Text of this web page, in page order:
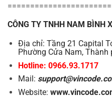
CÔNG TY TNHH NAM BÌNH
Địa chỉ: Tầng 21 Capital
Phường Cửa Nam, Thành
Hotline: 0966.93.1717
Mail:
Website: